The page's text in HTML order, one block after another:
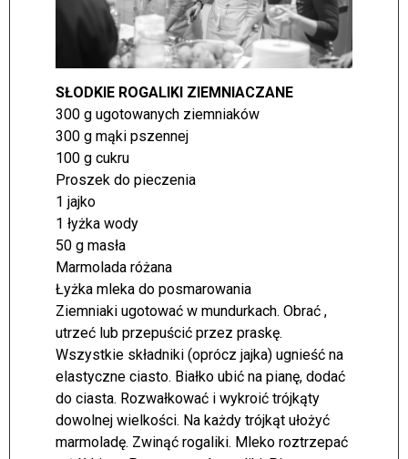
SŁODKIE ROGALIKI ZIEMNIACZANE
300 g ugotowanych ziemniaków
300 g mąki pszennej
100 g cukru
Proszek do pieczenia
1 jajko
1 łyżka wody
50 g masła
Marmolada różana
Łyżka mleka do posmarowania
Ziemniaki ugotować w mundurkach. Obrać ,
utrzeć lub przepuścić przez praskę.
Wszystkie składniki (oprócz jajka) ugnieść na
elastyczne ciasto. Białko ubić na pianę, dodać
do ciasta. Rozwałkować i wykroić trójkąty
dowolnej wielkości. Na każdy trójkąt ułożyć
marmoladę. Zwinąć rogaliki. Mleko roztrzepać